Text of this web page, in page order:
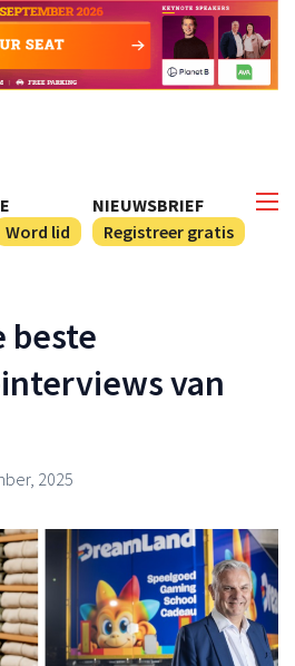
NIEUWSBRIEF
Registreer gratis
Word lid
beste
van
2025